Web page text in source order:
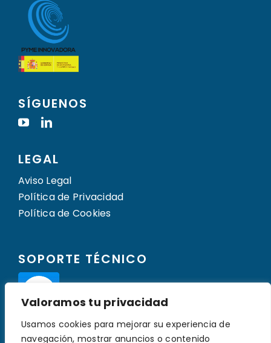
Valoramos tu privacidad
Usamos cookies para mejorar su experiencia de
navegación, mostrar anuncios o contenido
SÍGUENOS
LEGAL
Aviso Legal
Política de Privacidad
Política de Cookies
SOPORTE TÉCNICO